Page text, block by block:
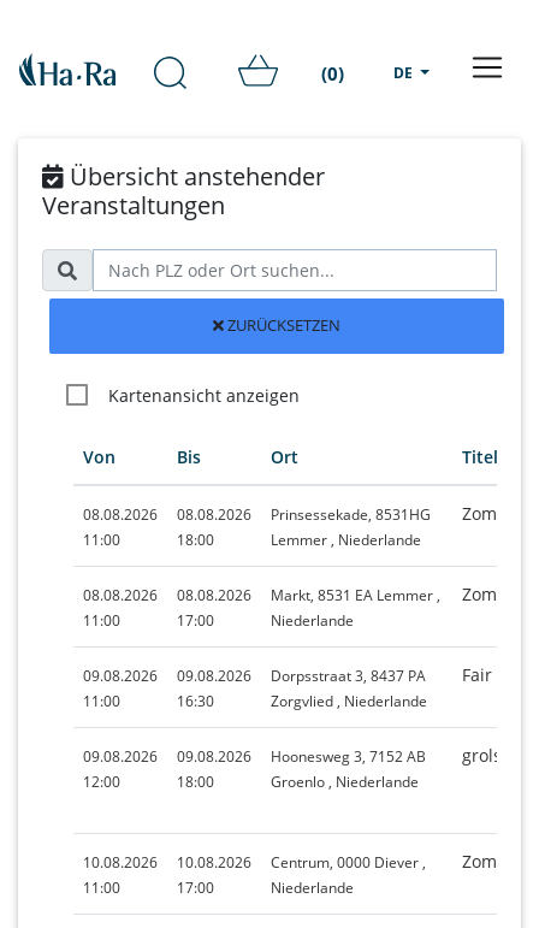
(0) DE
Übersicht anstehender
Veranstaltungen
ZURÜCKSETZEN
Kartenansicht anzeigen
Von Bis Ort Titel
08.08.2026
11:00
08.08.2026
18:00
Prinsessekade, 8531HG
Lemmer , Niederlande
08.08.2026
11:00
08.08.2026
17:00
Markt, 8531 EA Lemmer ,
Niederlande
09.08.2026
11:00
09.08.2026
16:30
Dorpsstraat 3, 8437 PA
Zorgvlied , Niederlande
Fair
09.08.2026
12:00
09.08.2026
18:00
Hoonesweg 3, 7152 AB
Groenlo , Niederlande
grolse
10.08.2026
11:00
10.08.2026
17:00
Centrum, 0000 Diever ,
Niederlande